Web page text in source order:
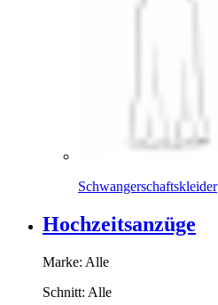
Schwangerschaftskleider
Hochzeitsanzüge
Marke: Alle
Schnitt: Alle